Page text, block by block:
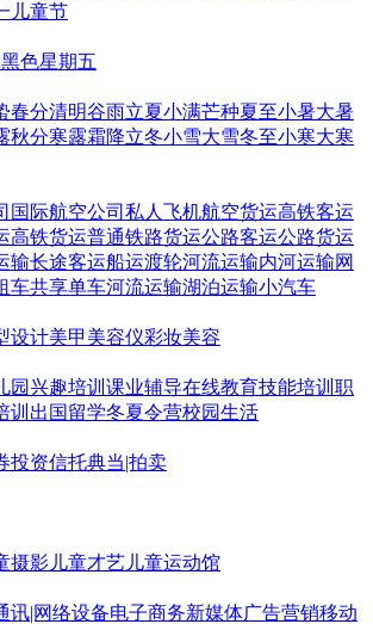
儿童节
黑色星期五
春分清明谷雨立夏小满芒种夏至小暑大暑
秋分寒露霜降立冬小雪大雪冬至小寒大寒
国际航空公司 私人飞机航空货运高铁客运
高铁货运普通铁路货运公路客运公路货运
输长途客运船运渡轮河流运输内河运输网
车共享单车河流运输湖泊运输小汽车
设计美甲 美容仪彩妆美容
园 兴趣培训 课业辅导在线教育技能培训 职
训 出国留学冬夏令营校园生活
投资信托典当|拍卖
摄影 儿童才艺 儿童运动馆
讯|网络设备电子商务新媒体广告营销移动